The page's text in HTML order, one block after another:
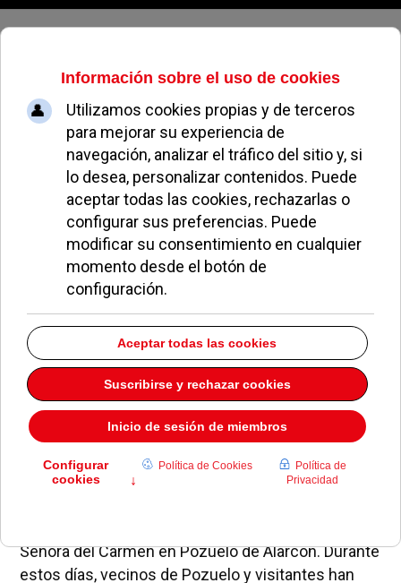
Viernes, 07 de agosto de 2026
Crónica de las fiestas de Nuestra
Señora del Carmen
GABRIEL PIZARRO CASTILLO
FIESTAS DEL CARMEN POZUELO
18 JULIO 2022
Señora del Carmen en Pozuelo de Alarcón. Durante
estos días, vecinos de Pozuelo y visitantes han